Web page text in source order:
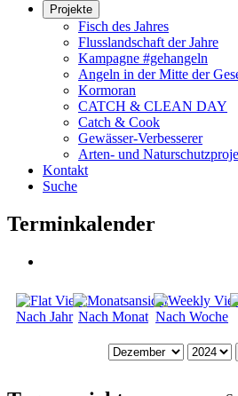
Projekte
Fisch des Jahres
Flusslandschaft der Jahre
Kampagne #gehangeln
Angeln in der Mitte der
Kormoran
CATCH & CLEAN DAY
Catch & Cook
Gewässer-Verbesserer
Arten- und
Kontakt
Suche
Terminkalender
Nach Jahr Nach Monat Nach Woche